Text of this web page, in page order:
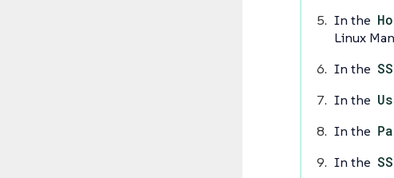
In the
Linux
In the
In the
In the
In the